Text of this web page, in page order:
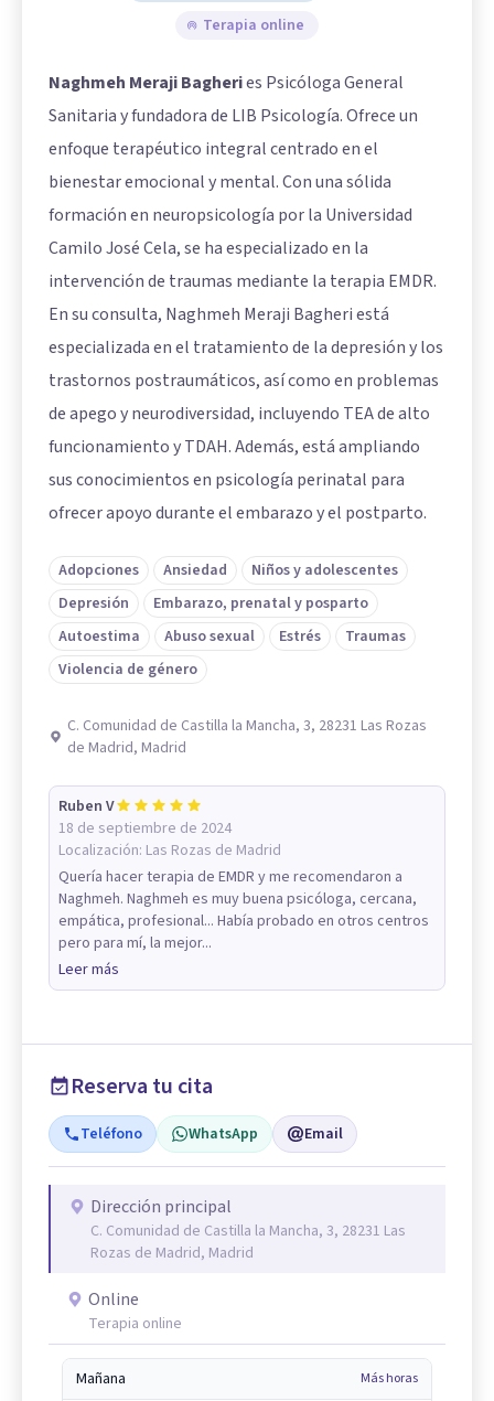
Terapia online
Naghmeh Meraji Bagheries Psicóloga General
Sanitaria y fundadora de LIB Psicología. Ofrece un
enfoque terapéutico integral centrado en el
bienestar emocional y mental. Con una sólida
formación en neuropsicología por la Universidad
Camilo José Cela, se ha especializado en la
intervención de traumas mediante la terapia EMDR.
En su consulta, Naghmeh Meraji Bagheri está
especializada en el tratamiento de la depresión y los
trastornos postraumáticos, así como en problemas
de apego y neurodiversidad, incluyendo TEA de alto
funcionamiento y TDAH. Además, está ampliando
sus conocimientos en psicología perinatal para
ofrecer apoyo durante el embarazo y el postparto.
Adopciones Ansiedad
Niños y adolescentes
Depresión
Embarazo, prenatal y posparto
Autoestima
Abuso sexual Estrés
Traumas
Violencia de género
C. Comunidad de Castilla la Mancha, 3, 28231 Las Rozas
de Madrid, Madrid
Ruben V
18 de septiembre de 2024
Localización: Las Rozas de Madrid
Quería hacer terapia de EMDR y me recomendaron a
Naghmeh. Naghmeh es muy buena psicóloga, cercana,
empática, profesional... Había probado en otros centros
pero para mí, la mejor...
Leer más
Reserva tu cita
Teléfono WhatsApp Email
Dirección principal
C. Comunidad de Castilla la Mancha, 3, 28231 Las
Rozas de Madrid, Madrid
Online
Terapia online
Mañana Más horas